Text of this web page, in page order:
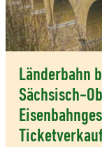
Länderbahn
Sächsisch-